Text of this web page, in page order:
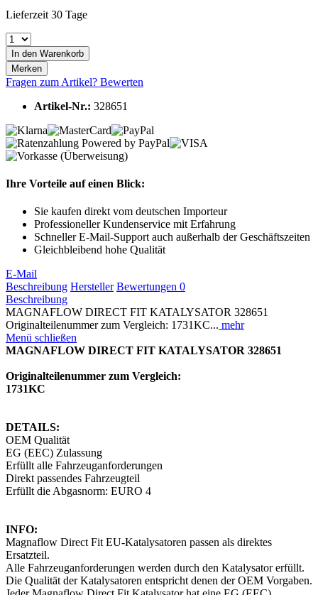
Lieferzeit 30 Tage
In den Warenkorb
Merken
Fragen zum Artikel? Bewerten
Artikel-Nr.: 328651
Ihre Vorteile auf einen Blick:
Sie kaufen direkt vom deutschen Importeur
Professioneller Kundenservice mit Erfahrung
Schneller E-Mail-Support auch außerhalb der Geschäftszeiten
Gleichbleibend hohe Qualität
E-Mail
Beschreibung Hersteller Bewertungen 0
Beschreibung
MAGNAFLOW DIRECT FIT KATALYSATOR 328651
Originalteilenummer zum Vergleich: 1731KC... mehr
Menü schließen
MAGNAFLOW DIRECT FIT KATALYSATOR 328651
Originalteilenummer zum Vergleich:
1731KC
DETAILS:
OEM Qualität
EG (EEC) Zulassung
Erfüllt alle Fahrzeuganforderungen
Direkt passendes Fahrzeugteil
Erfüllt die Abgasnorm: EURO 4
INFO:
Magnaflow Direct Fit EU-Katalysatoren passen als direktes
Ersatzteil.
Alle Fahrzeuganforderungen werden durch den Katalysator erfüllt.
Die Qualität der Katalysatoren entspricht denen der OEM Vorgaben.